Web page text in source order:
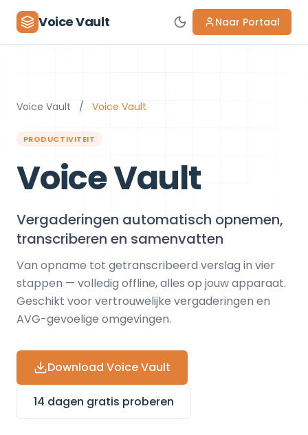
Voice Vault Naar Portaal
Voice Vault / Voice Vault
PRODUCTIVITEIT
Voice Vault
Vergaderingen automatisch opnemen,
transcriberen en samenvatten
Van opname tot getranscribeerd verslag in vier
stappen — volledig offline, alles op jouw apparaat.
Geschikt voor vertrouwelijke vergaderingen en
AVG-gevoelige omgevingen.
Download Voice Vault
14 dagen gratis proberen